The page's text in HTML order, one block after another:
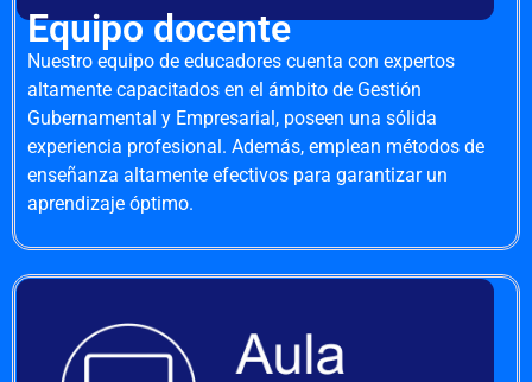
Equipo docente
Nuestro equipo de educadores cuenta con expertos
altamente capacitados en el ámbito de Gestión
Gubernamental y Empresarial, poseen una sólida
experiencia profesional. Además, emplean métodos de
enseñanza altamente efectivos para garantizar un
aprendizaje óptimo.